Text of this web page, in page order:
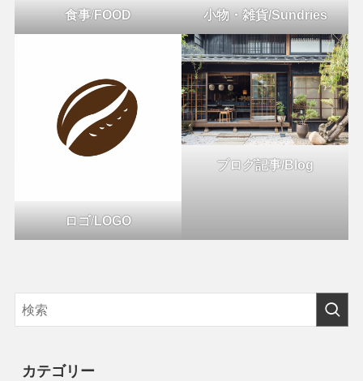
食事/FOOD 小物・雑貨/Sundries
ロゴ/LOGO
ブログ記事/Blog
カテゴリー